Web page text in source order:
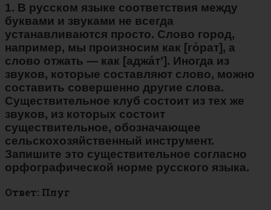
1. В русском языке соответствия между
буквами и звуками не всегда
устанавливаются просто. Слово город,
например, мы произносим как [го́рат], а
слово отжать — как [аджа́т’]. Иногда из
звуков, которые составляют слово, можно
составить совершенно другие слова.
Существительное клуб состоит из тех же
звуков, из которых состоит
существительное, обозначающее
сельскохозяйственный инструмент.
Запишите это существительное согласно
орфографической норме русского языка.
Ответ: Плуг